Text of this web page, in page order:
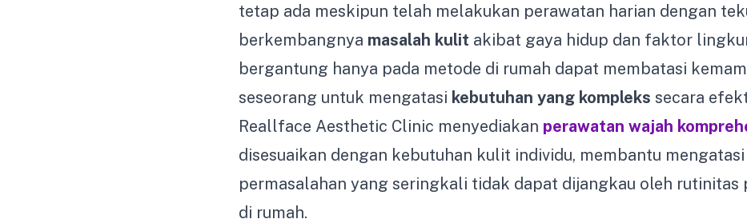
tetap ada meskipun telah melakukan perawatan harian dengan
berkembangnya masalah kulit akibat gaya hidup dan faktor
bergantung hanya pada metode di rumah dapat membatasi
seseorang untuk mengatasi kebutuhan yang kompleks secara
Reallface Aesthetic Clinic menyediakan perawatan wajah
disesuaikan dengan kebutuhan kulit individu, membantu mengatasi
permasalahan yang seringkali tidak dapat dijangkau oleh rutinitas
di rumah.